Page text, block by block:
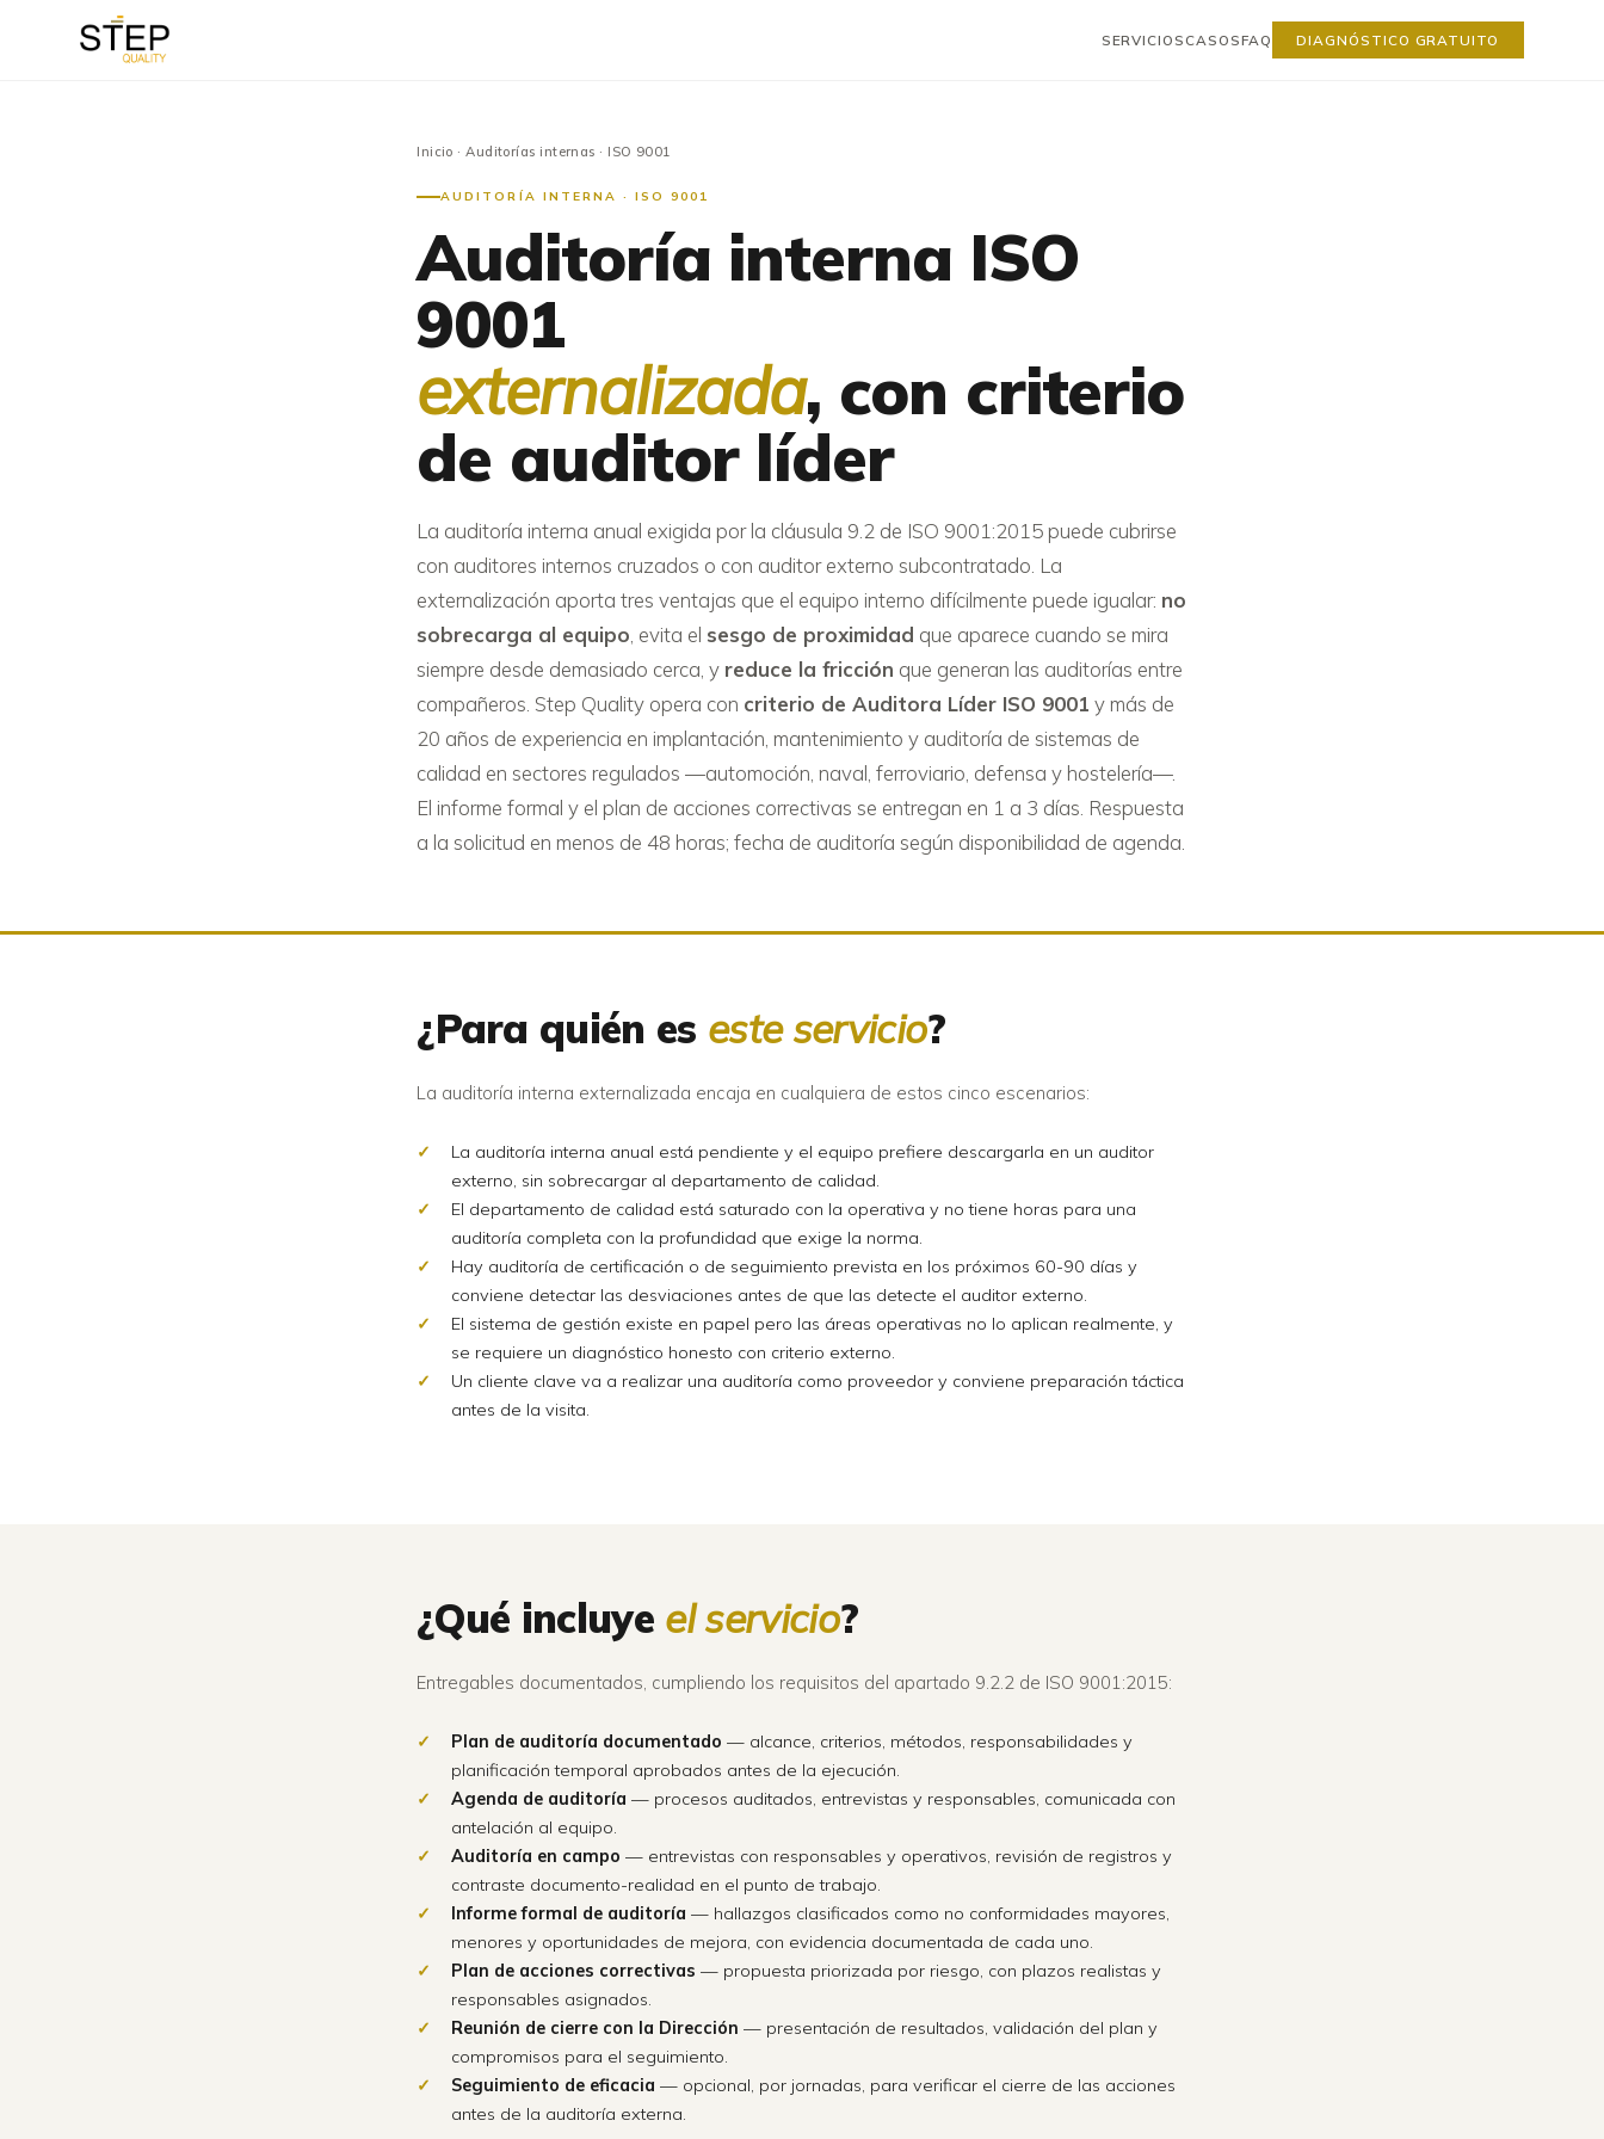
SERVICIOS CASOSFAQ DIAGNÓSTICO GRATUITO
Inicio ·Auditorías internas · ISO 9001
AUDITORÍA INTERNA · ISO 9001
Auditoría interna ISO
9001
externalizada, con criterio
de auditor líder
La auditoría interna anual exigida por la cláusula 9.2 de ISO 9001:2015 puede cubrirse
con auditores internos cruzados o con auditor externo subcontratado. La
externalización aporta tres ventajas que el equipo interno difícilmente puede igualar: no
sobrecarga al equipo , evita el sesgo de proximidad que aparece cuando se mira
siempre desde demasiado cerca, y reduce la fricción que generan las auditorías entre
compañeros. Step Quality opera con criterio de Auditora Líder ISO 9001 y más de
20 años de experiencia en implantación, mantenimiento y auditoría de sistemas de
calidad en sectores regulados —automoción, naval, ferroviario, defensa y hostelería—.
El informe formal y el plan de acciones correctivas se entregan en 1 a 3 días. Respuesta
a la solicitud en menos de 48 horas; fecha de auditoría según disponibilidad de agenda.
¿Para quién es este servicio?
La auditoría interna externalizada encaja en cualquiera de estos cinco escenarios:
La auditoría interna anual está pendiente y el equipo prefiere descargarla en un auditor
externo, sin sobrecargar al departamento de calidad.
El departamento de calidad está saturado con la operativa y no tiene horas para una
auditoría completa con la profundidad que exige la norma.
Hay auditoría de certificación o de seguimiento prevista en los próximos 60-90 días y
conviene detectar las desviaciones antes de que las detecte el auditor externo.
El sistema de gestión existe en papel pero las áreas operativas no lo aplican realmente, y
se requiere un diagnóstico honesto con criterio externo.
Un cliente clave va a realizar una auditoría como proveedor y conviene preparación táctica
antes de la visita.
¿Qué incluye el servicio?
Entregables documentados, cumpliendo los requisitos del apartado 9.2.2 de ISO 9001:2015:
Plan de auditoría documentado — alcance, criterios, métodos, responsabilidades y
planificación temporal aprobados antes de la ejecución.
Agenda de auditoría — procesos auditados, entrevistas y responsables, comunicada con
antelación al equipo.
Auditoría en campo — entrevistas con responsables y operativos, revisión de registros y
contraste documento-realidad en el punto de trabajo.
Informe formal de auditoría — hallazgos clasificados como no conformidades mayores,
menores y oportunidades de mejora, con evidencia documentada de cada uno.
Plan de acciones correctivas — propuesta priorizada por riesgo, con plazos realistas y
responsables asignados.
Reunión de cierre con la Dirección — presentación de resultados, validación del plan y
compromisos para el seguimiento.
Seguimiento de eficacia — opcional, por jornadas, para verificar el cierre de las acciones
antes de la auditoría externa.